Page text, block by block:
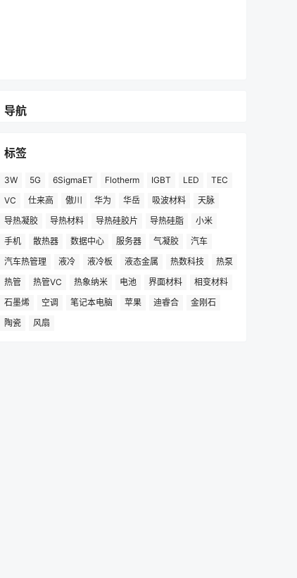
导航
标签
3W 5G 6SigmaET Flotherm IGBT LED
TEC
VC
仕来高 傲川 华为 华岳 吸波材料
天脉
导热凝胶
导热材料 导热硅胶片 导热硅脂
小米
手机
散热器 数据中心 服务器 气凝胶
汽车
汽车热管理
液冷 液冷板 液态金属 热数科技
热泵
热管
热管VC 热象纳米 电池 界面材料
相变材料
石墨烯
空调 笔记本电脑 苹果 迪睿合
金刚石
陶瓷
风扇